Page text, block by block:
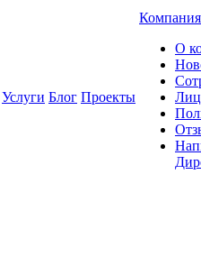
Услуги Блог Проекты
Компания
О